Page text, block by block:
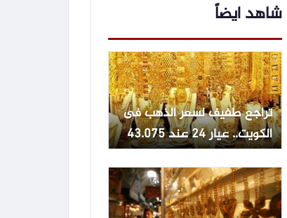
شاهد ايضاً
تراجع طفيف لسعر الذهب فى
الكويت.. عيار 24 عند 43.075
دينار